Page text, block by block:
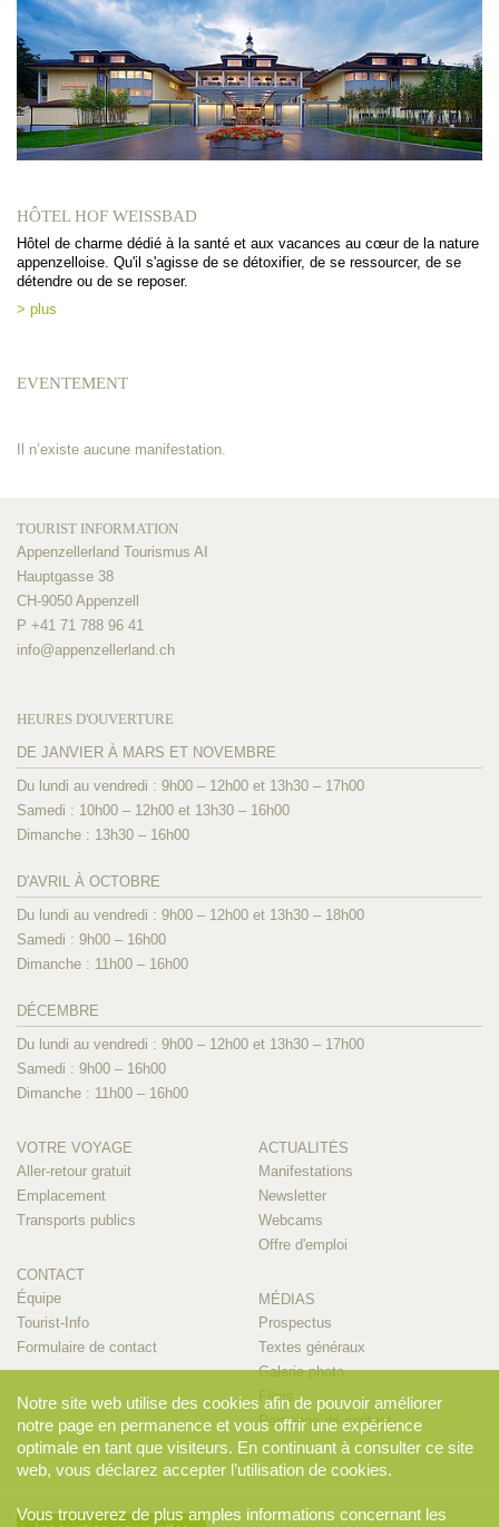
HÔTEL HOF WEISSBAD
Hôtel de charme dédié à la santé et aux vacances au cœur de la nature
appenzelloise. Qu'il s'agisse de se détoxifier, de se ressourcer, de se
détendre ou de se reposer.
> plus
EVENTEMENT
Il n’existe aucune manifestation.
TOURIST INFORMATION
Appenzellerland Tourismus AI
Hauptgasse 38
CH-9050 Appenzell
P +41 71 788 96 41
info@appenzellerland.ch
HEURES D'OUVERTURE
DE JANVIER À MARS ET NOVEMBRE
Du lundi au vendredi : 9h00 – 12h00 et 13h30 – 17h00
Samedi : 10h00 – 12h00 et 13h30 – 16h00
Dimanche : 13h30 – 16h00
D'AVRIL À OCTOBRE
Du lundi au vendredi : 9h00 – 12h00 et 13h30 – 18h00
Samedi : 9h00 – 16h00
Dimanche : 11h00 – 16h00
DÉCEMBRE
Du lundi au vendredi : 9h00 – 12h00 et 13h30 – 17h00
Samedi : 9h00 – 16h00
Dimanche : 11h00 – 16h00
VOTRE VOYAGE
Aller-retour gratuit
Emplacement
Transports publics
CONTACT
Équipe
Tourist-Info
Formulaire de contact
ACTUALITÉS
Manifestations
Newsletter
Webcams
Offre d'emploi
MÉDIAS
Prospectus
Textes généraux
Galerie photo
Films
Personne de contact
Notre site web utilise des cookies afin de pouvoir améliorer
notre page en permanence et vous offrir une expérience
optimale en tant que visiteurs. En continuant à consulter ce site
web, vous déclarez accepter l’utilisation de cookies.
Vous trouverez de plus amples informations concernant les